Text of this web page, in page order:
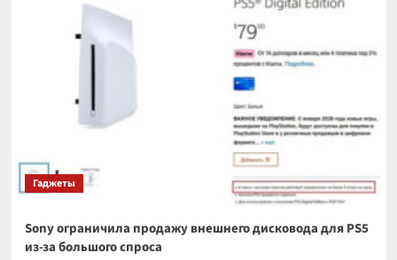
Гаджеты
Sony ограничила продажу внешнего дисковода для PS5
из-за большого спроса